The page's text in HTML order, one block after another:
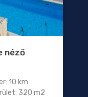
néző
10 km
320 m2